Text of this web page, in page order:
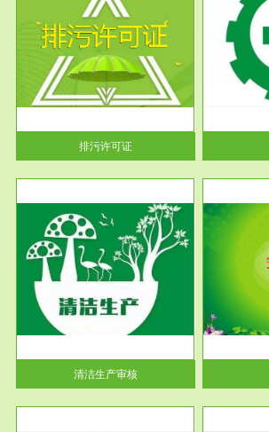
排污许可证
服务范围
应急预案
根据《中华人民共和国环境保护
法》第十九条 企业事业单位应
当按照...
清洁生产审核
服务范围
安全评价
安全评价安全评价目的是查找、
分析和预测工程、系统、生产经
营活...